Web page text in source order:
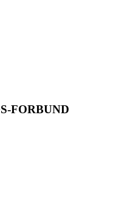
FORBUND